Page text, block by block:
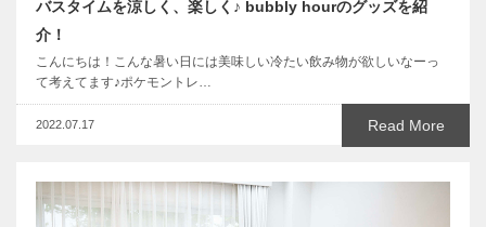
バスタイムを涼しく、楽しく♪ bubbly hourのグッズを紹
介！
こんにちは！こんな暑い日には美味しい冷たい飲み物が欲しいなーっ
て考えてます♪ポケモントレ…
Read More
2022.07.17